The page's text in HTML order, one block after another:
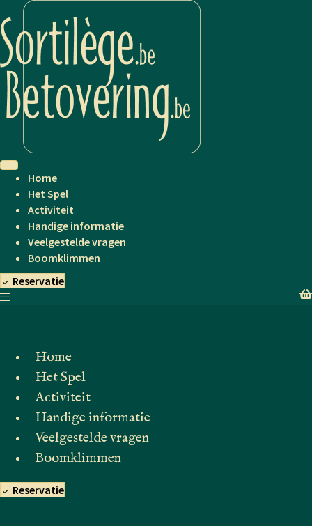
Home
Het Spel
Activiteit
Handige informatie
Veelgestelde vragen
Boomklimmen
Reservatie
Home
Het Spel
Activiteit
Handige informatie
Veelgestelde vragen
Boomklimmen
Reservatie